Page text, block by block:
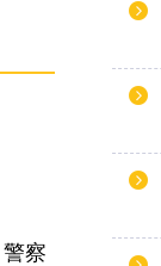
察